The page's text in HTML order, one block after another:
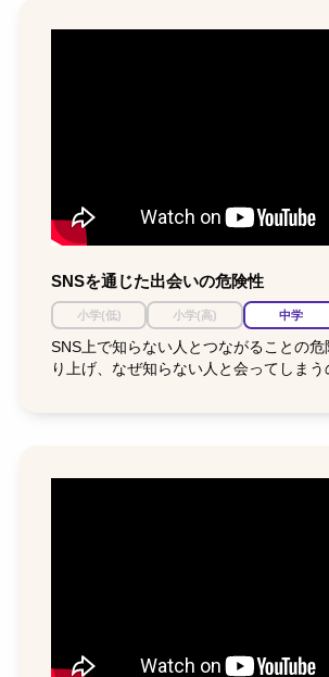
SNSを通じた出会いの危険性
小学(低) 小学(高) 中学
SNS上で知らない人とつながることの危
り上げ、なぜ知らない人と会ってしまう